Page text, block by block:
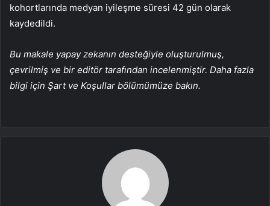
kohortlarında medyan iyileşme süresi 42 gün olarak
kaydedildi.
Bu makale yapay zekanın desteğiyle oluşturulmuş,
çevrilmiş ve bir editör tarafından incelenmiştir. Daha fazla
bilgi için Şart ve Koşullar bölümümüze bakın.